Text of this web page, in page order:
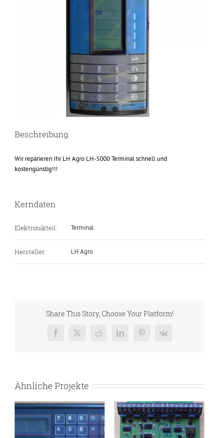
Beschreibung
Wir reparieren Ihr LH Agro LH-5000 Terminal schnell und
kostengünstig!!!
Kerndaten
Elektronikteil: Terminal
Hersteller: LH Agro
Share This Story, Choose Your Platform!
Facebook
X RedditLinkedInPinterest
Vk
Ähnliche Projekte